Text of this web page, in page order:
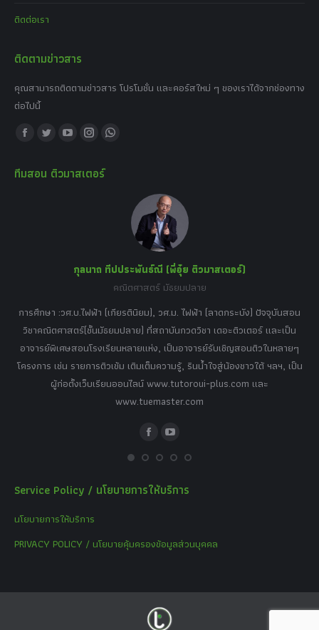
ติดต่อเรา
ติดตามข่าวสาร
คุณสามารถติดตามข่าวสาร โปรโมชั่น และคอร์สใหม่ ๆ ของเราได้จากช่องทาง
ต่อไปนี้
Find us on:
Facebook
opens
Twitter
opens
YouTube
opens
Instagram
opens
Whatsapp
window
ทีมสอน ติวมาสเตอร์
กุลนาถ ทีปประพันธ์ณี (พี่อุ๋ย ติวมาสเตอร์)
คณิตศาสตร์ มัธยมปลาย
การศึกษา :วศ.บ.ไฟฟ้า (เกียรตินิยม), วศ.ม. ไฟฟ้า (ลาดกระบัง) ปัจจุบันสอน
วิชาคณิตศาสตร์(ชั้นมัธยมปลาย) ที่สถาบันกวดวิชา เดอะติวเตอร์ และเป็น
อาจารย์พิเศษสอนโรงเรียนหลายแห่ง, เป็นอาจารย์รับเชิญสอนติวในหลายๆ
โครงการ เช่น รายการติวเข้ม เติมเต็มความรู้, รินน้ำใจสู่น้องชาวใต้ ฯลฯ, เป็น
ผู้ก่อตั้งเว็บเรียนออนไลน์ www.tutoroui-plus.com และ
www.tuemaster.com
FacebookYouTube
Service Policy / นโยบายการให้บริการ
นโยบายการให้บริการ
PRIVACY POLICY / นโยบายคุ้มครองข้อมูลส่วนบุคคล